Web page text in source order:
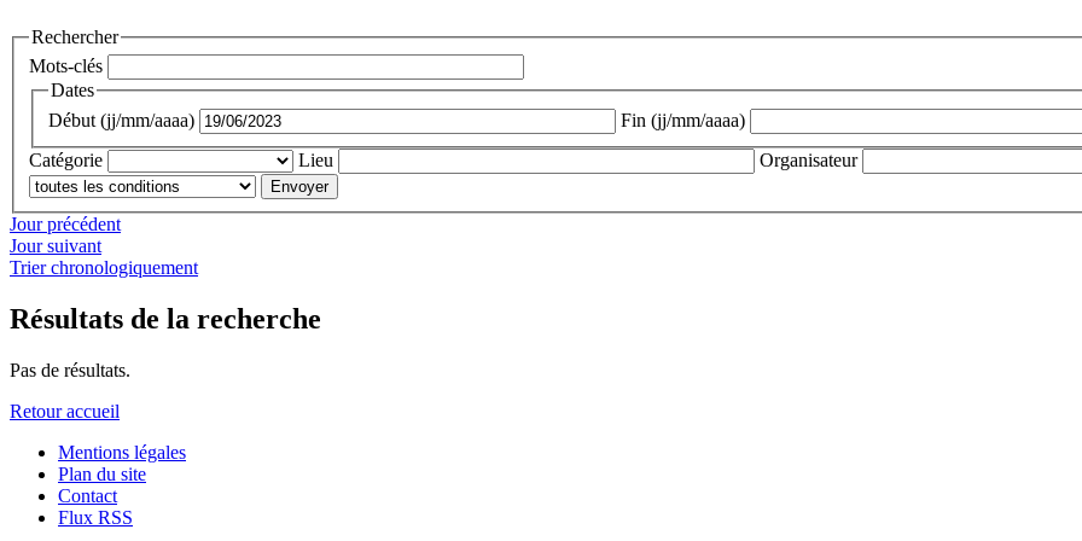
Rechercher
Mots-clés
Dates
Début (jj/mm/aaaa)
Fin (jj/mm/aaaa)
Catégorie
Lieu Organisateur
Jour précédent
Jour suivant
Trier chronologiquement
Résultats de la recherche
Pas de résultats.
Retour accueil
Mentions légales
Plan du site
Contact
Flux RSS